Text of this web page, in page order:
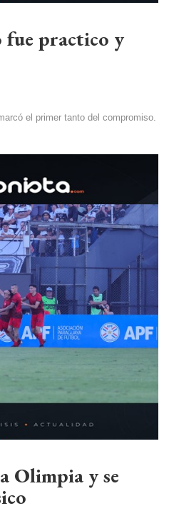
practico y
el primer tanto del compromiso.
Olimpia y se